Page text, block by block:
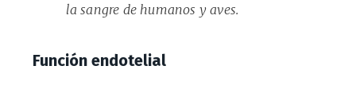
la sangre de humanos y aves.
Función endotelial